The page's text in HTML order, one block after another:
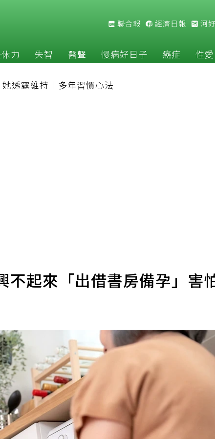
聯合報 經濟日報 河
力 失智 醫聲 慢病好日子 癌症 性愛
透露維持十多年習慣心法
不起來「出借書房備孕」害